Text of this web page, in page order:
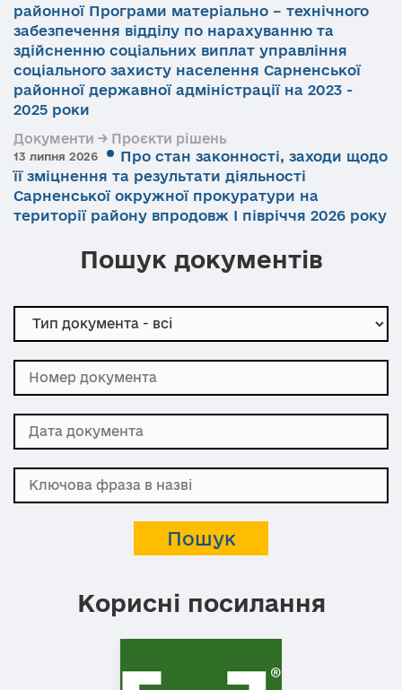
районної Програми матеріально – технічного
забезпечення відділу по нарахуванню та
здійсненню соціальних виплат управління
соціального захисту населення Сарненської
районної державної адміністрації на 2023 -
2025 роки
Документи → Проєкти рішень
13 липня 2026
Про стан законності, заходи щодо
її зміцнення та результати діяльності
Сарненської окружної прокуратури на
території району впродовж І півріччя 2026 року
Пошук документів
Корисні посилання